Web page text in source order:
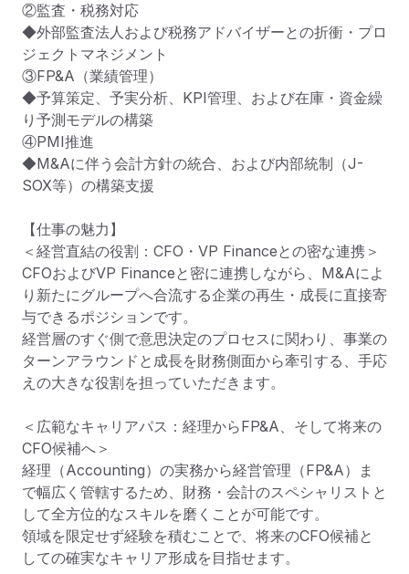
②監査・税務対応
◆外部監査法人および税務アドバイザーとの折衝・プロ
ジェクトマネジメント
③FP&A（業績管理）
◆予算策定、予実分析、KPI管理、および在庫・資金繰
り予測モデルの構築
④PMI推進
◆M&Aに伴う会計方針の統合、および内部統制（J-
SOX等）の構築支援
【仕事の魅力】
＜経営直結の役割：CFO・VP Financeとの密な連携＞
CFOおよびVP Financeと密に連携しながら、M&Aによ
り新たにグループへ合流する企業の再生・成長に直接寄
与できるポジションです。
経営層のすぐ側で意思決定のプロセスに関わり、事業の
ターンアラウンドと成長を財務側面から牽引する、手応
えの大きな役割を担っていただきます。
＜広範なキャリアパス：経理からFP&A、そして将来の
CFO候補へ＞
経理（Accounting）の実務から経営管理（FP&A）ま
で幅広く管轄するため、財務・会計のスペシャリストと
して全方位的なスキルを磨くことが可能です。
領域を限定せず経験を積むことで、将来のCFO候補と
しての確実なキャリア形成を目指せます。